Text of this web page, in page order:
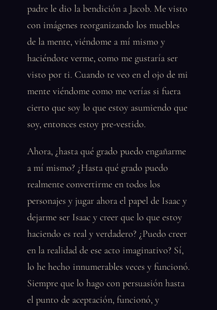
padre le dio la bendición a Jacob. Me visto
con imágenes reorganizando los muebles
de la mente, viéndome a mí mismo y
haciéndote verme, como me gustaría ser
visto por ti. Cuando te veo en el ojo de mi
mente viéndome como me verías si fuera
cierto que soy lo que estoy asumiendo que
soy, entonces estoy pre-vestido.
Ahora, ¿hasta qué grado puedo engañarme
a mí mismo? ¿Hasta qué grado puedo
realmente convertirme en todos los
personajes y jugar ahora el papel de Isaac y
dejarme ser Isaac y creer que lo que estoy
haciendo es real y verdadero? ¿Puedo creer
en la realidad de ese acto imaginativo? Sí,
lo he hecho innumerables veces y funcionó.
Siempre que lo hago con persuasión hasta
el punto de aceptación, funcionó, y